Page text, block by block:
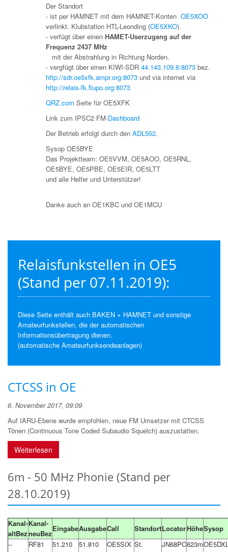
Der Standort
- ist per HAMNET mit dem HAMNET-Konten OE5XOO
verlinkt. Klubstation HTL-Leonding (OE5XKO).
- verfügt über einen HAMET-Userzugang auf der
Frequenz 2437 MHz
mit der Abstrahlung in Richtung Norden.
- vergfügt über einen KIWI-SDR 44.143.109.6:8073bez.
http://sdr.oe5xfk.ampr.org:8073und via internet via
http://relais-fk.flupo.org:8073
QRZ.com Seite für OE5XFK
Link zum IPSC2 FM-Dashboard
Der Betrieb erfolgt durch den ADL502.
Sysop OE5BYE
Das Projektteam: OE5VVM, OE5AOO, OE5RNL,
OE5BYE, OE5PBE, OE5EIR, OE5LTT
und alle Helfer und Unterstützer!
Danke auch an OE1KBC und OE1MCU
Relaisfunkstellen in OE5
(Stand per 07.11.2019):
Diese Seite enthält auch BAKEN + HAMNET und sonstige
Amateurfunkstellen, die der automatischen
Informationsübertragung dienen.
(automatische Amateurfunksendeanlagen)
CTCSS in OE
6. November 2017, 09:09
Auf IARU-Ebene wurde empfohlen, neue FM Umsetzer mit CTCSS
Tönen (Continuous Tone Coded Subaudio Squelch) auszustatten.
Weiterlesen
6m - 50 MHz Phonie (Stand per
28.10.2019)
Kanal-
altBez
Kanal-
neuBez
EingabeAusgabeCall StandortLocatorHöheSysop
--
RF81 51.210 51.810 OE5SIX St.
JN68PC623m